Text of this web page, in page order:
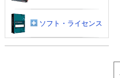
ソフト・ライセンス